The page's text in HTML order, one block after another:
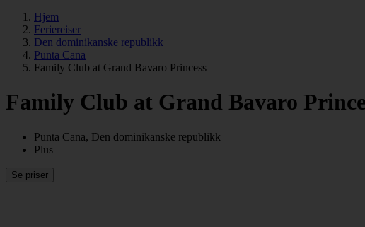
Hjem
Feriereiser
Den dominikanske republikk
Punta Cana
Family Club at Grand Bavaro Princess
Family Club at Grand Bavaro
Punta Cana, Den dominikanske republikk
Plus
Se priser